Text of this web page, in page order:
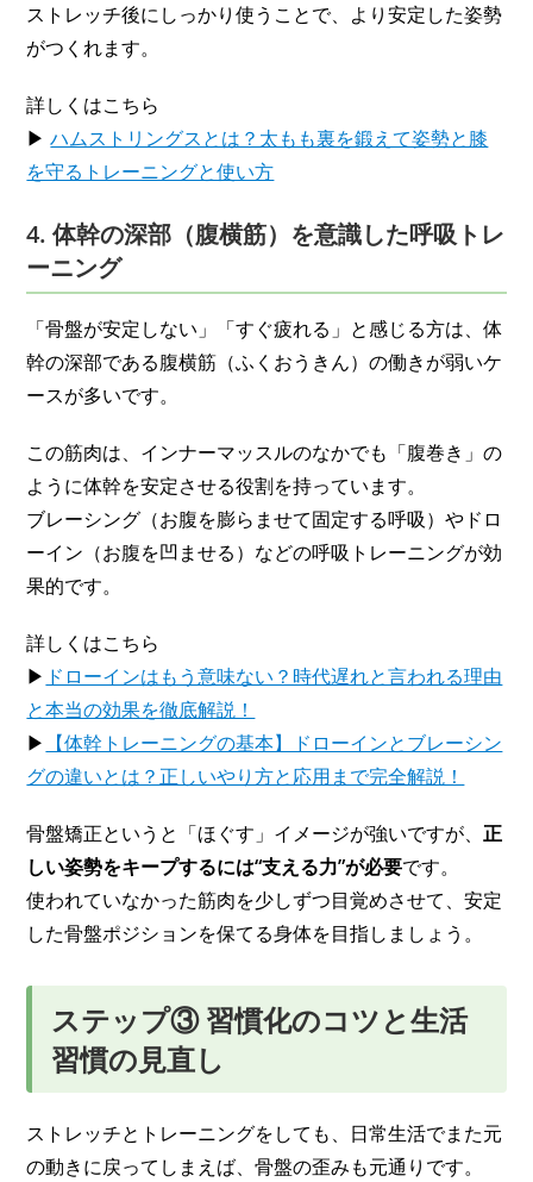
ストレッチ後にしっかり使うことで、より安定した姿勢
がつくれます。
詳しくはこちら
▶ハムストリングスとは？太もも裏を鍛えて姿勢と膝
を守るトレーニングと使い方
4. 体幹の深部（腹横筋）を意識した呼吸トレ
ーニング
「骨盤が安定しない」「すぐ疲れる」と感じる方は、体
幹の深部である腹横筋（ふくおうきん）の働きが弱いケ
ースが多いです。
この筋肉は、インナーマッスルのなかでも「腹巻き」の
ように体幹を安定させる役割を持っています。
ブレーシング（お腹を膨らませて固定する呼吸）やドロ
ーイン（お腹を凹ませる）などの呼吸トレーニングが効
果的です。
詳しくはこちら
▶ ドローインはもう意味ない？時代遅れと言われる理由
と本当の効果を徹底解説！
▶ 【体幹トレーニングの基本】ドローインとブレーシン
グの違いとは？正しいやり方と応用まで完全解説！
骨盤矯正というと「ほぐす」イメージが強いですが、正
しい姿勢をキープするには“支える力”が必要です。
使われていなかった筋肉を少しずつ目覚めさせて、安定
した骨盤ポジションを保てる身体を目指しましょう。
ステップ③ 習慣化のコツと生活
習慣の見直し
ストレッチとトレーニングをしても、日常生活でまた元
の動きに戻ってしまえば、骨盤の歪みも元通りです。